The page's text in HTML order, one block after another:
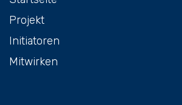
Projekt
Initiatoren
Mitwirken